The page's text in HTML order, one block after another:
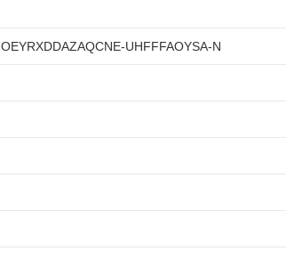
OEYRXDDAZAQCNE-UHFFFAOYSA-N